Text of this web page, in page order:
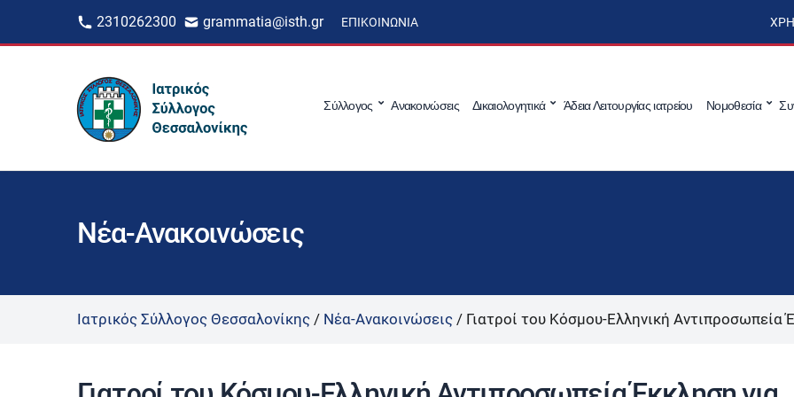
2310262300 grammatia@isth.gr ΕΠΙΚΟΙΝΩΝΊΑ
Σύλλογος Ανακοινώσεις Δικαιολογητικά Άδεια Λειτουργίας ιατρείου Νομοθεσία
Νέα-Ανακοινώσεις
Ιατρικός Σύλλογος Θεσσαλονίκης / Νέα-Ανακοινώσεις / Γιατροί του Κόσμου-Ελληνική Αντιπροσωπεία